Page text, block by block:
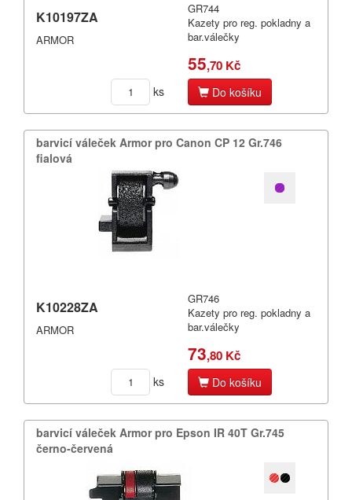
K10197ZA
ARMOR
GR744
Kazety pro reg. pokladny a
bar.válečky
55,70 Kč
ks Do košíku
barvicí váleček Armor pro Canon CP 12 Gr.​746
fialová
K10228ZA
ARMOR
GR746
Kazety pro reg. pokladny a
bar.válečky
73,80 Kč
ks Do košíku
barvicí váleček Armor pro Epson IR 40T Gr.​745
černo-červená